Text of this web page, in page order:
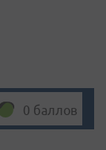
0 баллов